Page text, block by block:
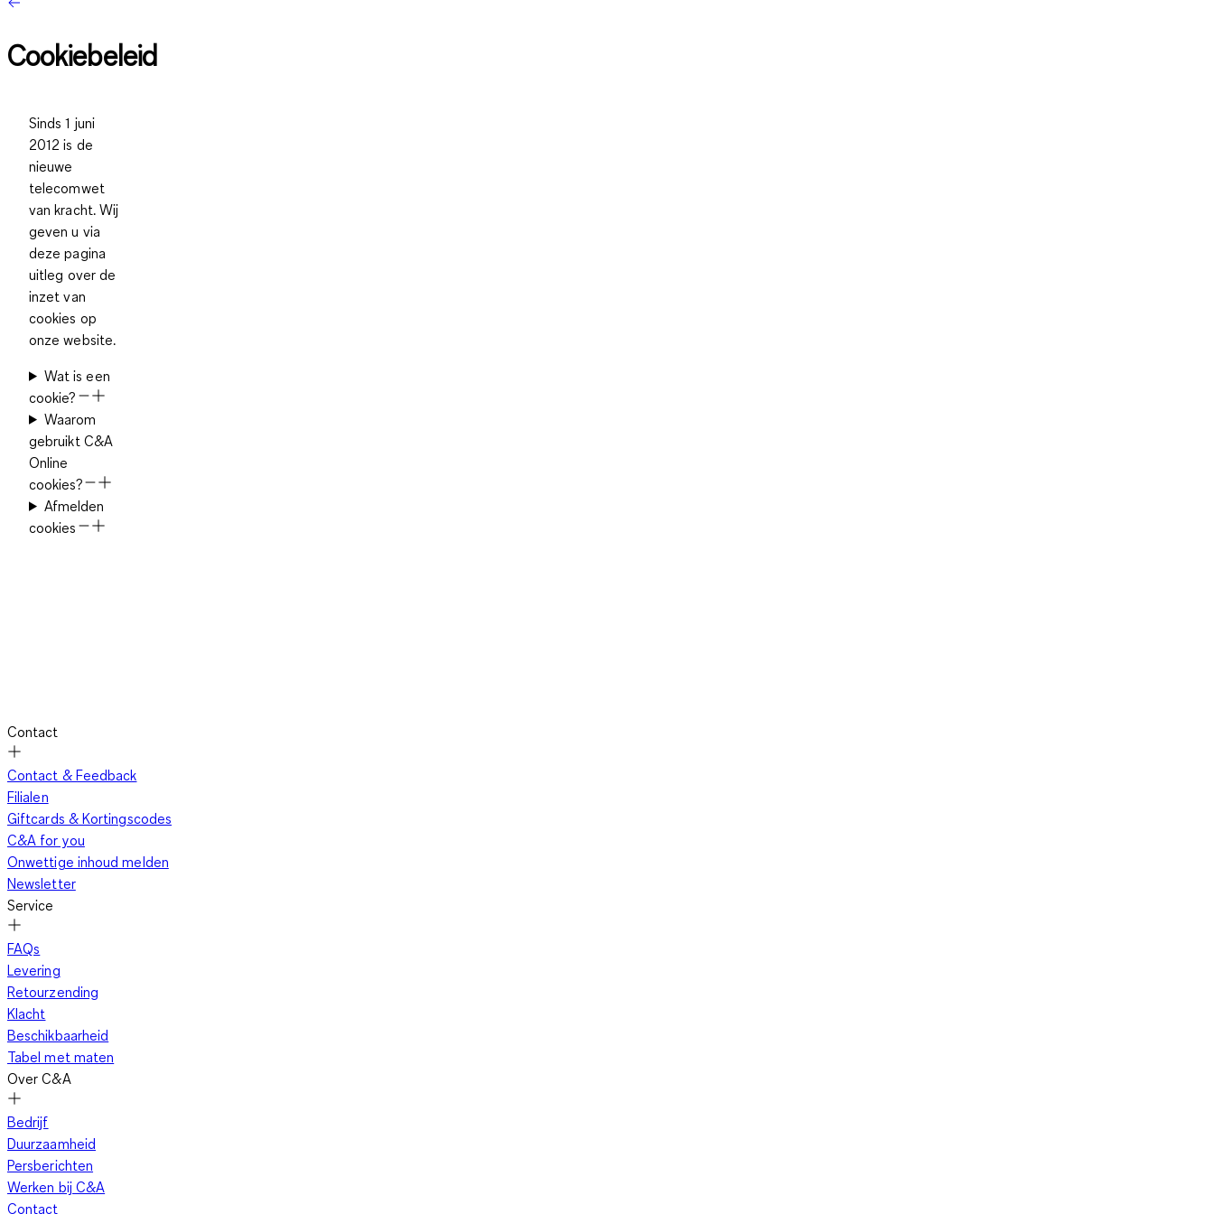
Cookiebeleid
Sinds 1 juni
2012 is de
nieuwe
telecomwet
van kracht. Wij
geven u via
deze pagina
uitleg over de
inzet van
cookies op
onze website.
Wat is een
cookie?
Waarom
gebruikt C&A
Online
cookies?
Afmelden
cookies
Contact
Contact & Feedback
Filialen
Giftcards & Kortingscodes
C&A for you
Onwettige inhoud melden
Newsletter
Service
FAQs
Levering
Retourzending
Klacht
Beschikbaarheid
Tabel met maten
Over C&A
Bedrijf
Duurzaamheid
Persberichten
Werken bij C&A
Contact